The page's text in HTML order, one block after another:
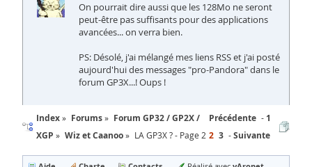
On pourrait dire aussi que les 128Mo ne seront
peut-être pas suffisants pour des applications
avancées... on verra bien.
PS: Désolé, j'ai mélangé mes liens RSS et j'ai posté
aujourd'hui des messages "pro-Pandora" dans le
forum GP3X...! Oups !
Index Forums
Forum GP32 / GP2X /
XGP
Wiz et Caanoo LA GP3X ? - Page 2
Précédente
1
2 3 Suivante